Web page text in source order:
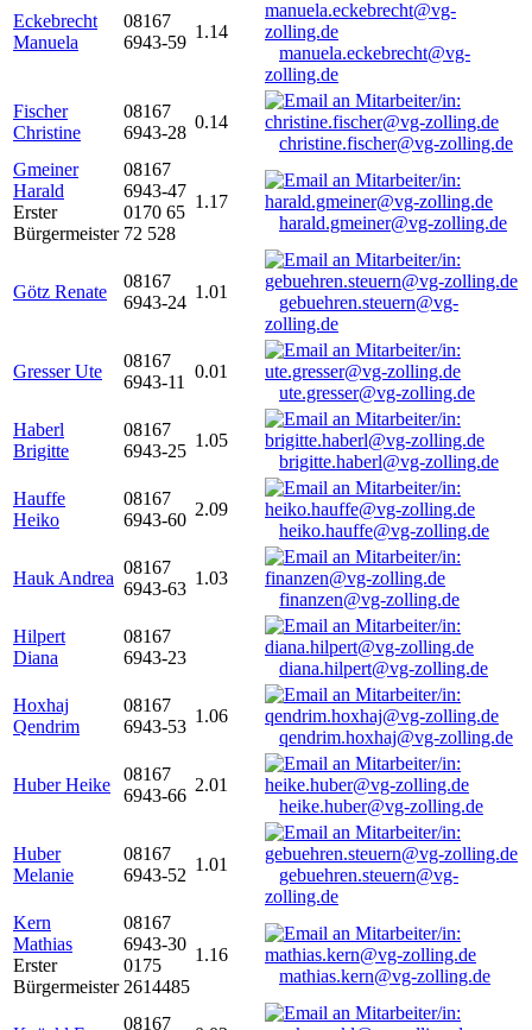
Eckebrecht
Manuela
08167
6943-59
1.14
manuela.eckebrecht@vg-
zolling.de
Fischer
Christine
08167
6943-28
0.14
christine.fischer@vg-zolling.de
Gmeiner
Harald
Erster
Bürgermeister
08167
6943-47
0170 65
72 528
1.17
harald.gmeiner@vg-zolling.de
Götz Renate
08167
6943-24
1.01
gebuehren.steuern@vg-
zolling.de
Gresser Ute
08167
6943-11
0.01
ute.gresser@vg-zolling.de
Haberl
Brigitte
08167
6943-25
1.05
brigitte.haberl@vg-zolling.de
Hauffe
Heiko
08167
6943-60
2.09
heiko.hauffe@vg-zolling.de
Hauk Andrea
08167
6943-63
1.03
finanzen@vg-zolling.de
Hilpert
Diana
08167
6943-23
diana.hilpert@vg-zolling.de
Hoxhaj
Qendrim
08167
6943-53
1.06
qendrim.hoxhaj@vg-zolling.de
Huber Heike
08167
6943-66
2.01
heike.huber@vg-zolling.de
Huber
Melanie
08167
6943-52
1.01
gebuehren.steuern@vg-
zolling.de
Kern
Mathias
Erster
Bürgermeister
08167
6943-30
0175
2614485
1.16
mathias.kern@vg-zolling.de
08167